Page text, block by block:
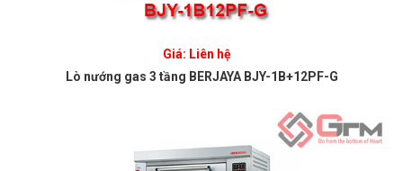
Giá: Liên hệ
Lò nướng gas 3 tầng BERJAYA BJY-1B+12PF-G